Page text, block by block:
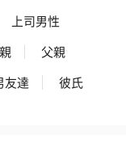
上司男性
父親
友達 彼氏